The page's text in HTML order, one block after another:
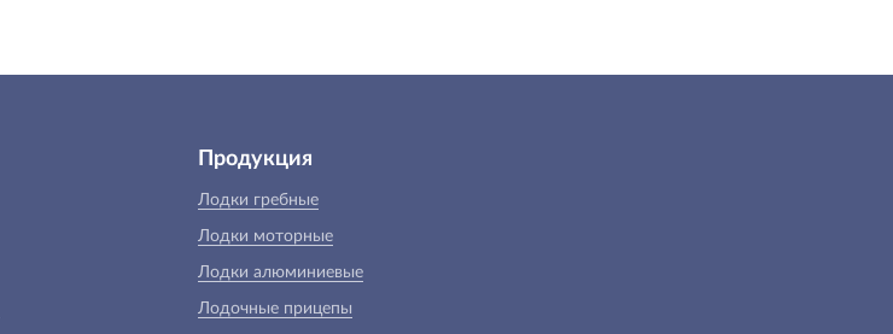
Продукция
Лодки гребные
Лодки моторные
Лодки алюминиевые
Лодочные прицепы